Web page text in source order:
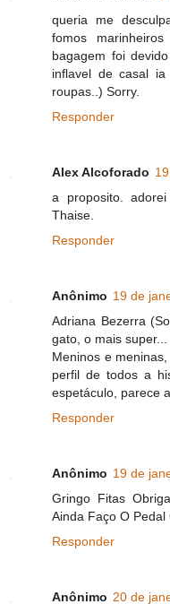
queria me
fomos
bagagem foi
inflavel de casal
roupas..) Sorry.
Responder
Alex Alcoforado
a proposito.
Thaise.
Responder
Anônimo 19 de
Adriana Bezerra
gato, o mais
Meninos e
perfil de todos a
espetáculo, parece
Responder
Anônimo 19 de
Gringo Fitas
Ainda Faço O Pedal
Responder
Anônimo 20 de